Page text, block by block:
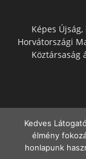
Képes
Horvátországi
Köztársaság
Kedves
élmény
honlapunk